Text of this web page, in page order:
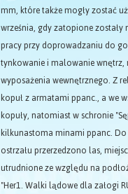
mm, które także mogły zostać
września, gdy zatopione
pracy przy doprowadzaniu do
tynkowanie i malowanie
wyposażenia wewnętrznego. Z
kopuł z armatami ppanc., a we
kopuły, natomiast w schronie
kilkunastoma minami ppanc.
ostrzału przerzedzono las,
utrudnione ze względu na
"Her1. Walki lądowe dla załogi